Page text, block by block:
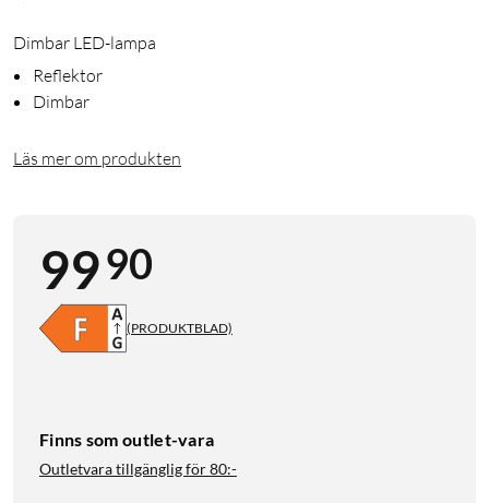
Dimbar LED-lampa
Reflektor
Dimbar
Läs mer om produkten
9990
(PRODUKTBLAD)
Finns som outlet-vara
Outletvara tillgänglig för80:-